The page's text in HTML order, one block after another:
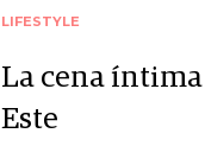
LIFESTYLE
La cena íntima
Este